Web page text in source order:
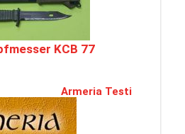
KCB 77
Armeria Testi